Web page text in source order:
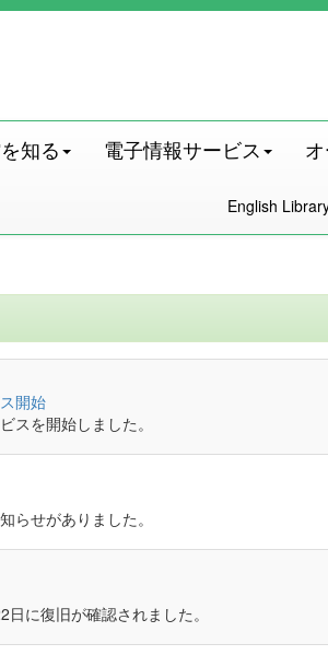
知る 電子情報サービス
English
開始
スを開始しました。
らせがありました。
に復旧が確認されました。